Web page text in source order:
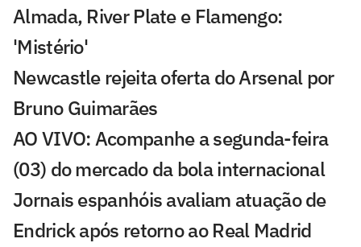
Almada, River Plate e Flamengo:
'Mistério'
Newcastle rejeita oferta do Arsenal por
Bruno Guimarães
AO VIVO: Acompanhe a segunda-feira
(03) do mercado da bola internacional
Jornais espanhóis avaliam atuação de
Endrick após retorno ao Real Madrid